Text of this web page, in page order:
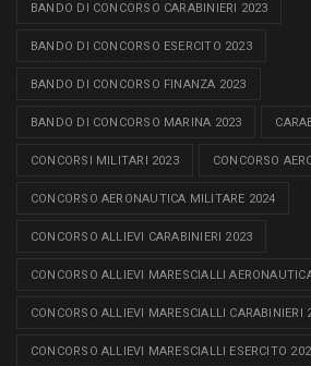
BANDO DI CONCORSO CARABINIERI 2023
BANDO DI CONCORSO ESERCITO 2023
BANDO DI CONCORSO FINANZA 2023
BANDO DI CONCORSO MARINA 2023
CONCORSI MILITARI 2023 CONCORSO
CONCORSO AERONAUTICA MILITARE 2024
CONCORSO ALLIEVI CARABINIERI 2023
CONCORSO ALLIEVI MARESCIALLI
CONCORSO ALLIEVI MARESCIALLI CARABINIERI
CONCORSO ALLIEVI MARESCIALLI ESERCITO